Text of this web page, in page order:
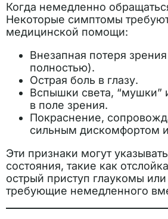
Когда немедленно
Некоторые симптомы
медицинской помощи:
Внезапная потеря
полностью).
Острая боль в глазу.
Вспышки света, “мушки”
в поле зрения.
Покраснение,
сильным дискомфортом
Эти признаки могут
состояния, такие как
острый приступ глаукомы
требующие немедленного